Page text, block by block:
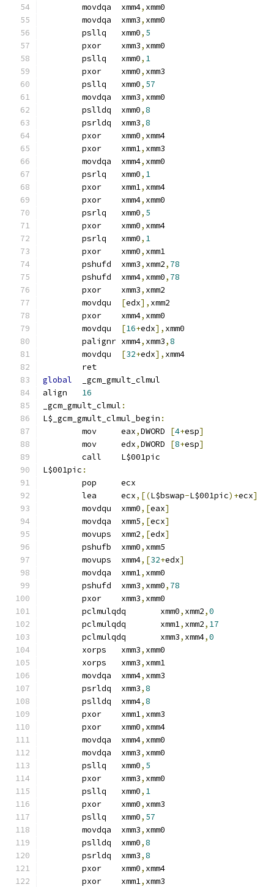
	movdqa	xmm4
, xmm0
	movdqa	xmm3
, xmm0
	psllq	xmm0
, 5
	pxor	xmm3
, xmm0
	psllq	xmm0
, 1
	pxor	xmm0
, xmm3
	psllq	xmm0
, 57
	movdqa	xmm3
, xmm0
	pslldq	xmm0
,8
	psrldq	xmm3
,8
	pxor	xmm0
, xmm4
	pxor	xmm1
, xmm3
	movdqa	xmm4
, xmm0
	psrlq	xmm0
, 1
	pxor	xmm1
, xmm4
	pxor	xmm4
, xmm0
	psrlq	xmm0
, 5
	pxor	xmm0
, xmm4
	psrlq	xmm0
, 1
	pxor	xmm0
, xmm1
	pshufd	xmm3
, xmm2, 78
	pshufd	xmm4
, xmm0, 78
	pxor	xmm3
, xmm2
[edx], xmm2
	pxor	xmm4
, xmm0
[16+edx], xmm0
	palignr	xmm4
, xmm3,8
[32+edx], xmm4
	ret
global
	_gcm_gmult_clmul
16
_gcm_gmult_clmul :
L$_gcm_gmult_clmul_begin :
	mov	eax
,DWORD [4+esp]
	mov	edx
,DWORD [8+esp]
	call	L$001pic
L$001pic :
	pop	ecx
	lea	ecx
,[(L$bswap-L$001pic)+ecx]
	movdqu	xmm0
,[eax]
	movdqa	xmm5
,[ecx]
	movups	xmm2
,[edx]
	pshufb	xmm0
, xmm5
	movups	xmm4
,[32+edx]
	movdqa	xmm1
, xmm0
	pshufd	xmm3
, xmm0, 78
	pxor	xmm3
, xmm0
	pclmulqdq	xmm0
, xmm2,0
	pclmulqdq	xmm1
, xmm2, 17
	pclmulqdq	xmm3
, xmm4,0
	xorps	xmm3
, xmm0
	xorps	xmm3
, xmm1
	movdqa	xmm4
, xmm3
	psrldq	xmm3
,8
	pslldq	xmm4
,8
	pxor	xmm1
, xmm3
	pxor	xmm0
, xmm4
	movdqa	xmm4
, xmm0
	movdqa	xmm3
, xmm0
	psllq	xmm0
, 5
	pxor	xmm3
, xmm0
	psllq	xmm0
, 1
	pxor	xmm0
, xmm3
	psllq	xmm0
, 57
	movdqa	xmm3
, xmm0
	pslldq	xmm0
,8
	psrldq	xmm3
,8
	pxor	xmm0
, xmm4
	pxor	xmm1
, xmm3